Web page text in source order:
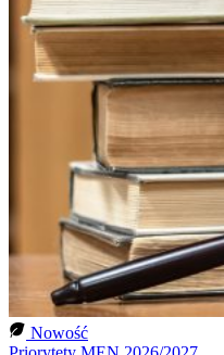
Nowość